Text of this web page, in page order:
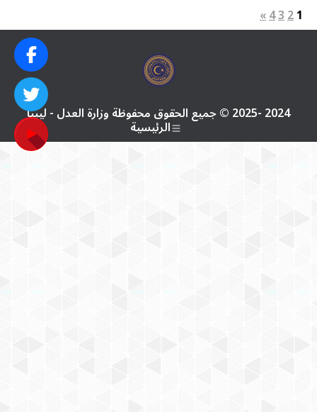
1
2
3
4
»
2024 -2025 © جميع الحقوق محفوظة وزارة العدل - ليبيا
الرئيسية